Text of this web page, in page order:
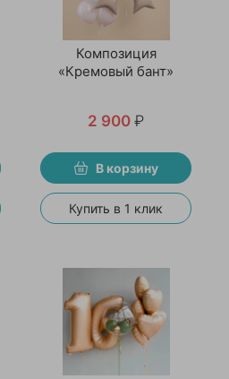
Композиция
«Кремовый бант»
2 900 ₽
В корзину
Купить в 1 клик